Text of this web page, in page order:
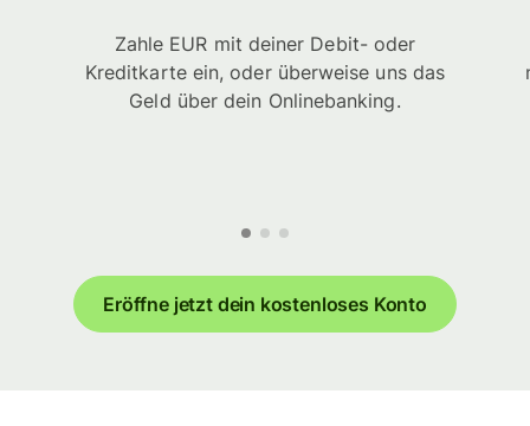
Zahle EUR mit deiner Debit- oder
Kreditkarte ein, oder überweise uns das
Geld über dein Onlinebanking.
Eröffne jetzt dein kostenloses Konto